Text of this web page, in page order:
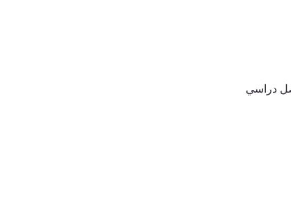
دراسي